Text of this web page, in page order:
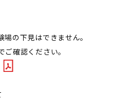
の下見はできません。
確認ください。